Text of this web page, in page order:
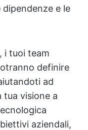
e le
i tuoi team
definire
ad
tua visione a
aziendali,